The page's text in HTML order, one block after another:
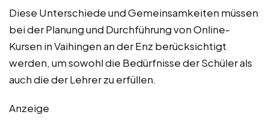
Diese Unterschiede und Gemeinsamkeiten müssen
bei der Planung und Durchführung von Online-
Kursen in Vaihingen an der Enz berücksichtigt
werden, um sowohl die Bedürfnisse der Schüler als
auch die der Lehrer zu erfüllen.
Anzeige